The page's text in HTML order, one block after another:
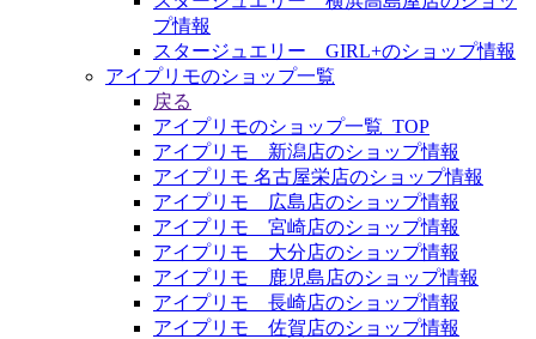
プ情報
スタージュエリー GIRL+のショップ情報
アイプリモのショップ一覧
戻る
アイプリモのショップ一覧_TOP
アイプリモ 新潟店のショップ情報
アイプリモ 名古屋栄店のショップ情報
アイプリモ 広島店のショップ情報
アイプリモ 宮崎店のショップ情報
アイプリモ 大分店のショップ情報
アイプリモ 鹿児島店のショップ情報
アイプリモ 長崎店のショップ情報
アイプリモ 佐賀店のショップ情報